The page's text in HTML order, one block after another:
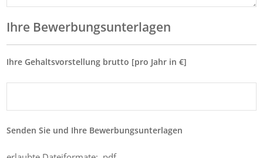
Ihre Bewerbungsunterlagen
Ihre Gehaltsvorstellung brutto [pro Jahr in €]
Senden Sie und Ihre Bewerbungsunterlagen